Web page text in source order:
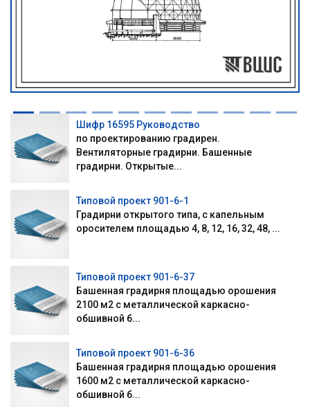
Шифр 16595 Руководство
по проектированию градирен.
Вентиляторные градирни. Башенные
градирни. Открытые...
Типовой проект 901-6-1
Градирни открытого типа, с капельным
оросителем площадью 4, 8, 12, 16, 32, 48, ...
Типовой проект 901-6-37
Башенная градирня площадью орошения
2100 м2 с металлической каркасно-
обшивной б...
Типовой проект 901-6-36
Башенная градирня площадью орошения
1600 м2 с металлической каркасно-
обшивной б...